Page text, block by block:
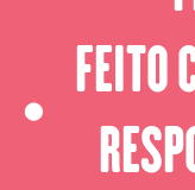
⬤
FEITO